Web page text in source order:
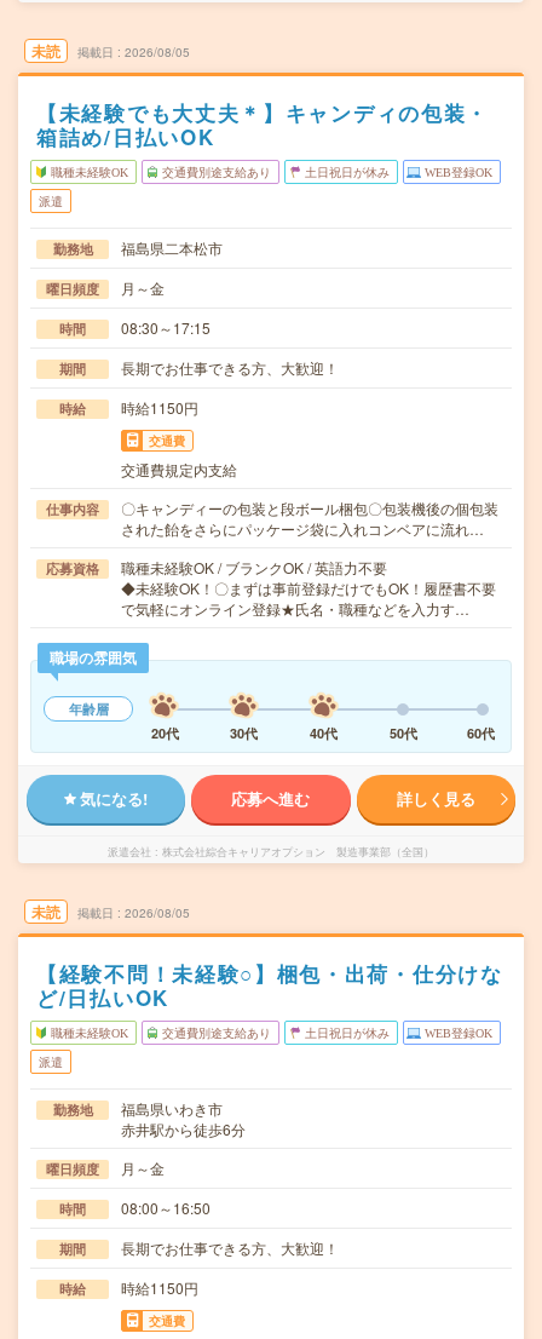
未読 掲載日 2026/08/05
【未経験でも大丈夫＊】キャンディの包装・
箱詰め/日払いOK
職種未経験OK 交通費別途支給あり 土日祝日が休み WEB登録OK
派遣
勤務地 福島県二本松市
曜日頻度 月～金
時間 08:30～17:15
期間 長期でお仕事できる方、大歓迎！
時給 時給1150円
交通費
交通費規定内支給
仕事内容
〇キャンディーの包装と段ボール梱包〇包装機後の個包装
された飴をさらにパッケージ袋に入れコンベアに流れ…
応募資格
職種未経験OK / ブランクOK / 英語力不要
◆未経験OK！〇まずは事前登録だけでもOK！履歴書不要
で気軽にオンライン登録★氏名・職種などを入力す…
職場の雰囲気
年齢層
20代
30代 40代 50代 60代
気になる! 応募へ進む 詳しく見る
派遣会社 株式会社綜合キャリアオプション 製造事業部（全国）
未読 掲載日 2026/08/05
【経験不問！未経験○】梱包・出荷・仕分けな
ど/日払いOK
職種未経験OK 交通費別途支給あり 土日祝日が休み WEB登録OK
派遣
勤務地
福島県いわき市
赤井駅から徒歩6分
曜日頻度 月～金
時間 08:00～16:50
期間 長期でお仕事できる方、大歓迎！
時給 時給1150円
交通費